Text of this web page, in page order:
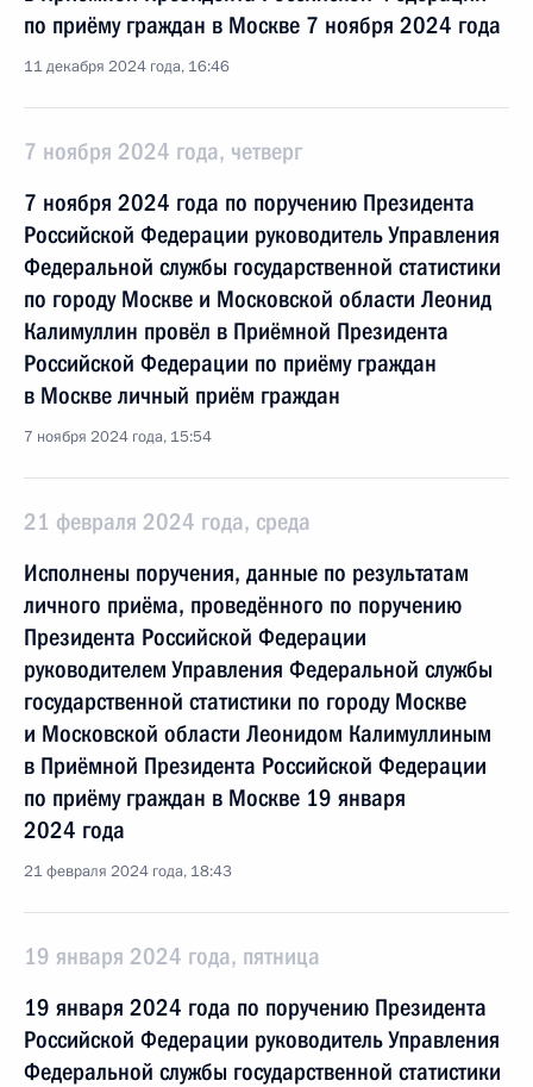
по приёму граждан в Москве 7 ноября 2024 года
11 декабря 2024 года, 16:46
7 ноября 2024 года, четверг
7 ноября 2024 года по поручению Президента
Российской Федерации руководитель Управления
Федеральной службы государственной статистики
по городу Москве и Московской области Леонид
Калимуллин провёл в Приёмной Президента
Российской Федерации по приёму граждан
в Москве личный приём граждан
7 ноября 2024 года, 15:54
21 февраля 2024 года, среда
Исполнены поручения, данные по результатам
личного приёма, проведённого по поручению
Президента Российской Федерации
руководителем Управления Федеральной службы
государственной статистики по городу Москве
и Московской области Леонидом Калимуллиным
в Приёмной Президента Российской Федерации
по приёму граждан в Москве 19 января
2024 года
21 февраля 2024 года, 18:43
19 января 2024 года, пятница
19 января 2024 года по поручению Президента
Российской Федерации руководитель Управления
Федеральной службы государственной статистики